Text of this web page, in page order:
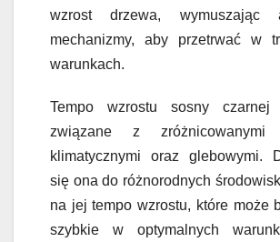
wzrost drzewa, wymuszając
mechanizmy, aby przetrwać w
warunkach.
Tempo wzrostu sosny
związane z zróżnicowanymi
klimatycznymi oraz glebowymi.
się ona do różnorodnych
na jej tempo wzrostu, które może
szybkie w optymalnych